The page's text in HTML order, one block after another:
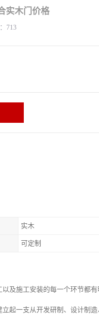
实木门价格
713
实木
可定制
及施工安装的每一个环节都
起一支从开发研制、设计制